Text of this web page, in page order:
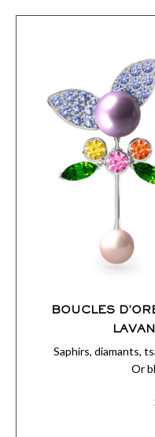
BOUCLES
Saphirs, diamants,
Or